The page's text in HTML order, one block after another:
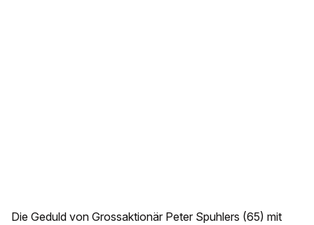
Die Geduld von Grossaktionär Peter Spuhlers (65) mit